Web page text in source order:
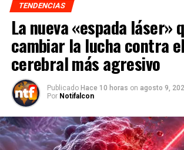
TENDENCIAS
La nueva «espada láser»
cambiar la lucha contra
cerebral más agresivo
Publicado Hace 10 horas on agosto 9,
Por Notifalcon